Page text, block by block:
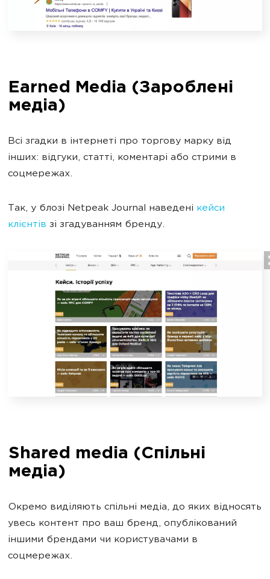
Earned Media (Зароблені
медіа)
Всі згадки в інтернеті про торгову марку від
інших: відгуки, статті, коментарі або стрими в
соцмережах.
Так, у блозі Netpeak Journal наведені кейси
клієнтів зі згадуванням бренду.
Shared media (Спільні
медіа)
Окремо виділяють спільні медіа, до яких відносять
увесь контент про ваш бренд, опублікований
іншими брендами чи користувачами в
соцмережах.